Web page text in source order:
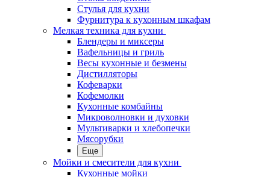
Стулья для кухни
Фурнитура к кухонным шкафам
Мелкая техника для кухни
Блендеры и миксеры
Вафельницы и гриль
Весы кухонные и безмены
Дистилляторы
Кофеварки
Кофемолки
Кухонные комбайны
Микроволновки и духовки
Мультиварки и хлебопечки
Мясорубки
Еще
Мойки и смесители для кухни
Кухонные мойки